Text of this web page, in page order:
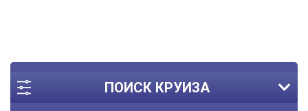
ПОИСК КРУИЗА